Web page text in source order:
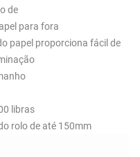
de
para fora
papel proporciona fácil de
libras
rolo de até 150mm